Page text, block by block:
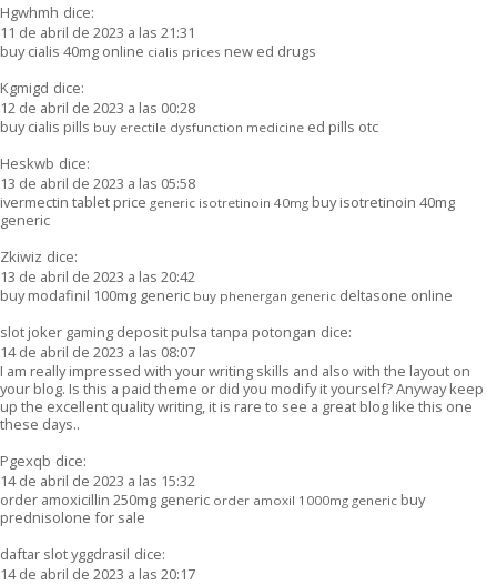
Hgwhmh dice:
11 de abril de 2023 a las 21:31
buy cialis 40mg online cialis prices new ed drugs
Kgmigd dice:
12 de abril de 2023 a las 00:28
buy cialis pills buy erectile dysfunction medicine ed pills otc
Heskwb dice:
13 de abril de 2023 a las 05:58
ivermectin tablet price generic isotretinoin 40mg buy isotretinoin 40mg
generic
Zkiwiz dice:
13 de abril de 2023 a las 20:42
buy modafinil 100mg generic buy phenergan generic deltasone online
slot joker gaming deposit pulsa tanpa potongan dice:
14 de abril de 2023 a las 08:07
I am really impressed with your writing skills and also with the layout on
your blog. Is this a paid theme or did you modify it yourself? Anyway keep
up the excellent quality writing, it is rare to see a great blog like this one
these days..
Pgexqb dice:
14 de abril de 2023 a las 15:32
order amoxicillin 250mg generic order amoxil 1000mg generic buy
prednisolone for sale
daftar slot yggdrasil dice:
14 de abril de 2023 a las 20:17